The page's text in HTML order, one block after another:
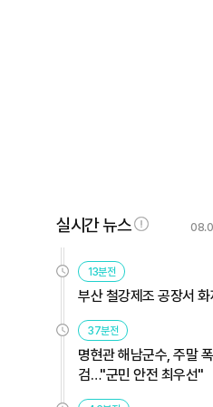
실시간 뉴스
13분전
부산 철강제조 공장서
37분전
명현관 해남군수, 주말
검…"군민 안전 최우선"